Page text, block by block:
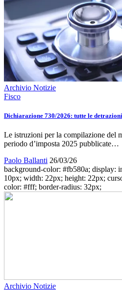
Archivio Notizie
Fisco
Dichiarazione 730/2026: tutte le
Le istruzioni per la compilazione del
periodo d’imposta 2025 pubblicate…
Paolo Ballanti 26/03/26
background-color: #fb580a; display:
10px; width: 22px; height: 22px;
color: #fff; border-radius: 32px;
Archivio Notizie